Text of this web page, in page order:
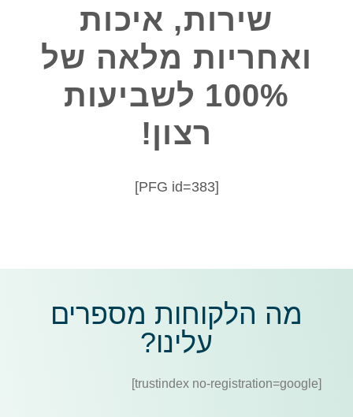
שירות, איכות
ואחריות מלאה של
100% לשביעות
רצון!
[PFG id=383]
מה הלקוחות מספרים
עלינו?
[trustindex no-registration=google]